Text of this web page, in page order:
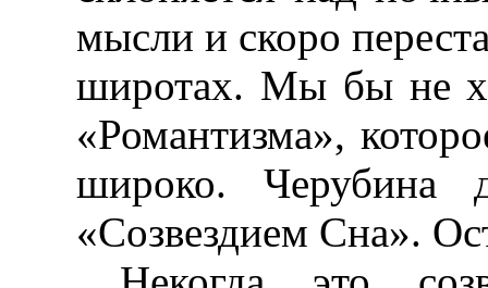
мысли и скоро
широтах. Мы бы не
«Романтизма»,
широко. Черубина
«Созвездием Сна».